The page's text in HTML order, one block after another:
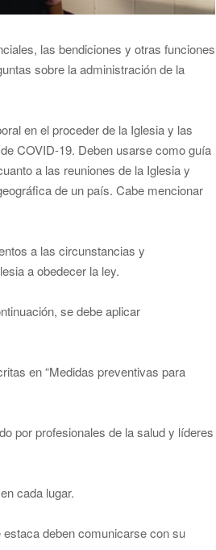
las bendiciones y otras funciones
sobre la administración de la
en el proceder de la Iglesia y las
COVID-19. Deben usarse como guía
a las reuniones de la Iglesia y
de un país. Cabe mencionar
a las circunstancias y
a obedecer la ley.
se debe aplicar
en “Medidas preventivas para
por profesionales de la salud y líderes
cada lugar.
deben comunicarse con su